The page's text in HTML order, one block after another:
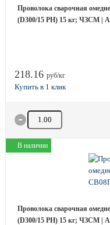
Проволока сварочная
(D300/15 РН) 15 кг; ЧЗСМ |
218.16 руб/кг
Количество товара
В наличии
Проволока сварочная
(D300/15 РН) 15 кг; ЧЗСМ |